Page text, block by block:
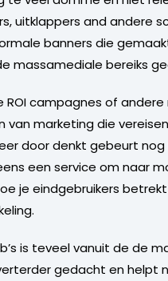
uitklappers and andere
banners die
massamediale bereiks
ROI campagnes of
van marketing die
door denkt gebeurt nog
een service om naar
je eindgebruikers
is teveel vanuit de de
gedacht en helpt